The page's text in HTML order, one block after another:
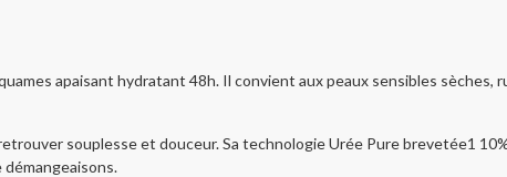
apaisant hydratant 48h. Il convient aux peaux sensibles
souplesse et douceur. Sa technologie Urée Pure brevetée1